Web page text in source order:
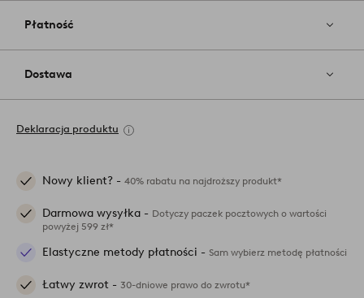
Płatność
Dostawa
Deklaracja produktu
Nowy klient? - 40% rabatu na najdroższy produkt*
Darmowa wysyłka - Dotyczy paczek pocztowych o wartości
powyżej 599 zł*
Elastyczne metody płatności - Sam wybierz metodę płatności
Łatwy zwrot - 30-dniowe prawo do zwrotu*